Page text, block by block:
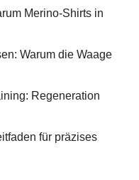
Merino-Shirts in
Warum die Waage
Regeneration
für präzises